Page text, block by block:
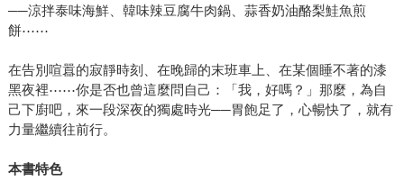
──涼拌泰味海鮮、韓味辣豆腐牛肉鍋、蒜香奶油酪梨鮭魚煎
餅⋯⋯
在告別喧囂的寂靜時刻、在晚歸的末班車上、在某個睡不著的漆
黑夜裡⋯⋯你是否也曾這麼問自己：「我，好嗎？」那麼，為自
己下廚吧，來一段深夜的獨處時光──胃飽足了，心暢快了，就有
力量繼續往前行。
本書特色